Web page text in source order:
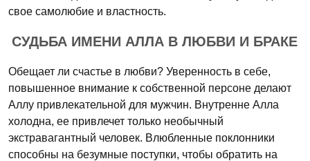
свое самолюбие и властность.
СУДЬБА ИМЕНИ АЛЛА В ЛЮБВИ И БРАКЕ
Обещает ли счастье в любви? Уверенность в себе,
повышенное внимание к собственной персоне делают
Аллу привлекательной для мужчин. Внутренне Алла
холодна, ее привлечет только необычный
экстравагантный человек. Влюбленные поклонники
способны на безумные поступки, чтобы обратить на